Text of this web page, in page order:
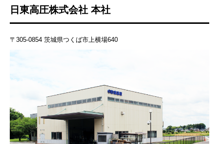
日東高圧株式会社 本社
〒305-0854 茨城県つくば市上横場640